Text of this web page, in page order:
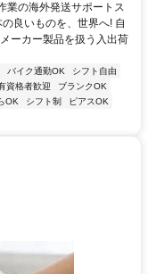
業の海外発送サポートス
良いものを、世界へ! 自
ーカー製品を扱う入出荷
バイク通勤OK
シフト自由
資格者歓迎
ブランクOK
OK シフト制
ピアスOK